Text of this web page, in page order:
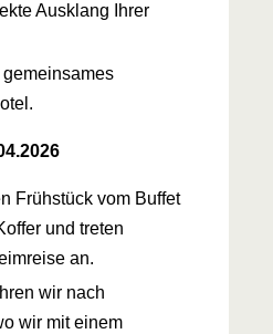
Ausklang Ihrer
Frühstück vom Buffet
und treten
an.
wir nach
wir mit einem